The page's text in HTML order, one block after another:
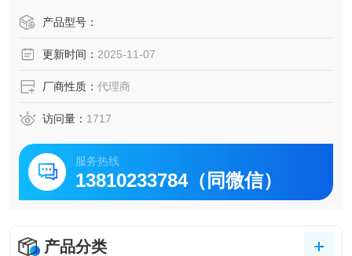
产品型号：
更新时间： 2025-11-07
厂商性质： 代理商
访问量： 1717
服务热线
13810233784（同微信）
产品分类